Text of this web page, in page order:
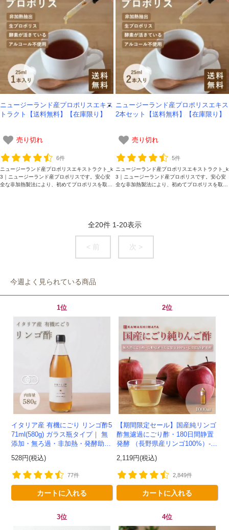
ニュージーランド産プロポリスエキス
トラクト【送料無料】【在庫限り】
売り切れ
6件
ニュージーランド産プロポリスエキストラクト_k
3｜ニュージーランド産プロポリスです。安心安
全な非加熱製法により、初めてプロポリスを取り
ニュージーランド産プロポリスエキス
2本セット【送料無料】【在庫限り】
売り切れ
5件
ニュージーランド産プロポリスエキストラクト_k
3｜ニュージーランド産プロポリスです。安心安
全な非加熱製法により、初めてプロポリスを取り
全20件 1-20表示
< 前 次 >
今週よく見られている商品
1位
イタリア産 有機にごり リンゴ酢5
71ml(580g) ガラス瓶タイプ｜ 無
添加・無ろ過・非加熱・発酵助剤
ー -かわしま屋-
528円(税込)
77件
カートに入れる
2位
【期間限定セール】国産純リンゴ
酢無濾過にごり酢・180日間静置
発酵 （長野県産リンゴ100%）-1
2,119円(税込)
2,849件
カートに入れる
3位 4位
新規会員様限定
会員登録ありがとうございます！
＼ ご登録の感謝を込めて ／
新規会員様限定特典クーポン
300円OFF
対象者：かわしま屋で初めてお買い物をされる方
ご利用回数：お一人様1回限り
クーポンのご利用方法はこちら >>